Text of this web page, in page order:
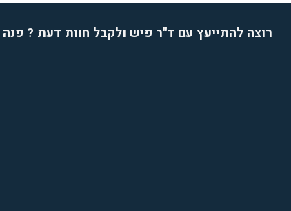
רוצה להתייעץ עם ד''ר פיש ולקבל חוות דעת ?